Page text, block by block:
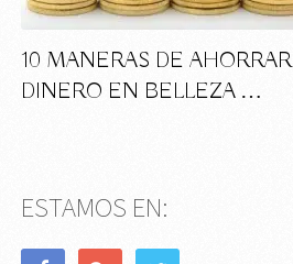
10 MANERAS DE AHORRAR
DINERO EN BELLEZA …
ESTAMOS EN: